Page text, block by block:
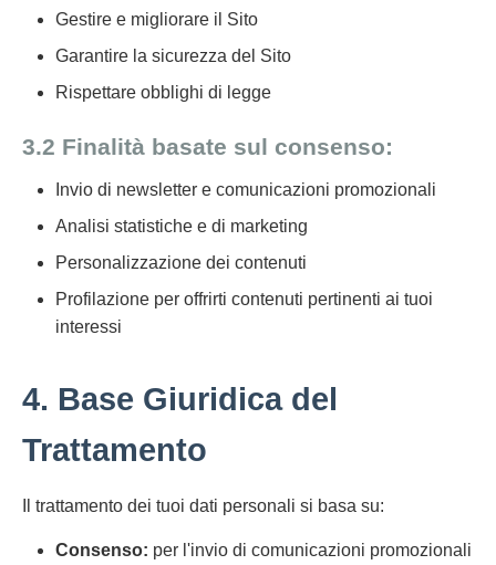
Gestire e migliorare il Sito
Garantire la sicurezza del Sito
Rispettare obblighi di legge
3.2 Finalità basate sul consenso:
Invio di newsletter e comunicazioni promozionali
Analisi statistiche e di marketing
Personalizzazione dei contenuti
Profilazione per offrirti contenuti pertinenti ai tuoi
interessi
4. Base Giuridica del
Trattamento
Il trattamento dei tuoi dati personali si basa su:
Consenso: per l'invio di comunicazioni promozionali